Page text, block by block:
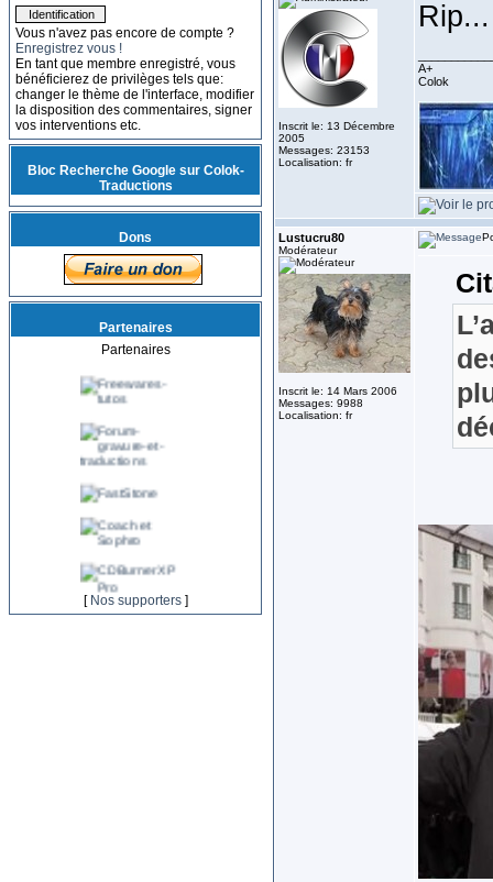
Vous n'avez pas encore de compte ?
Enregistrez vous !
En tant que membre enregistré, vous
bénéficierez de privilèges tels que:
changer le thème de l'interface, modifier
la disposition des commentaires, signer
vos interventions etc.
Bloc Recherche Google sur Colok-
Traductions
Dons
Partenaires
Partenaires
[ Nos supporters]
Inscrit le: 13 Décembre
2005
Messages: 23153
Localisation: fr
Rip...
A+
Colok
Lustucru80
Modérateur
Inscrit le: 14 Mars 2006
Messages: 9988
Localisation: fr